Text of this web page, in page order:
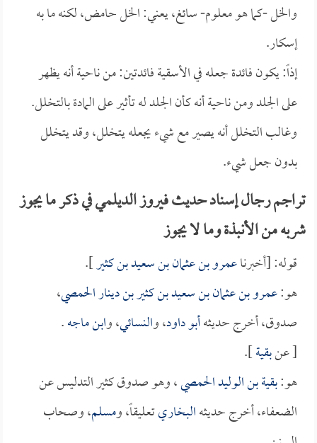
والخل -كما هو معلوم- سائغ، يعني: الخل حامض، لكنه ما به
إسكار.
إذاً: يكون فائدة جعله في الأسقية فائدتين: من ناحية أنه يظهر
على الجلد ومن ناحية أنه كأن الجلد له تأثير على المادة بالتخلل.
وغالب التخلل أنه يصير مع شيء يجعله يتخلل، وقد يتخلل
بدون جعل شيء.
تراجم رجال إسناد حديث فيروز الديلمي في ذكر ما يجوز
شربه من الأنبذة وما لا يجوز
قوله: [أخبرناعمرو بن عثمان بن سعيد بن كثير].
هو:عمرو بن عثمان بن سعيد بن كثير بن دينار الحمصي،
صدوق، أخرج حديثهأبو داود، والنسائي، وابن ماجه.
[ عنبقية].
هو:بقية بن الوليد الحمصي، وهو صدوق كثير التدليس عن
الضعفاء، أخرج حديثهالبخاريتعليقاً، ومسلم، وصحاب